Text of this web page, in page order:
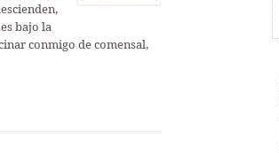
bajo la
conmigo de comensal,